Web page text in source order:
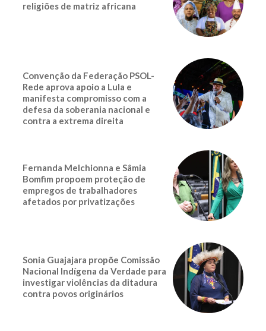
religiões de matriz africana
Convenção da Federação PSOL-
Rede aprova apoio a Lula e
manifesta compromisso com a
defesa da soberania nacional e
contra a extrema direita
Fernanda Melchionna e Sâmia
Bomfim propoem proteção de
empregos de trabalhadores
afetados por privatizações
Sonia Guajajara propõe Comissão
Nacional Indígena da Verdade para
investigar violências da ditadura
contra povos originários